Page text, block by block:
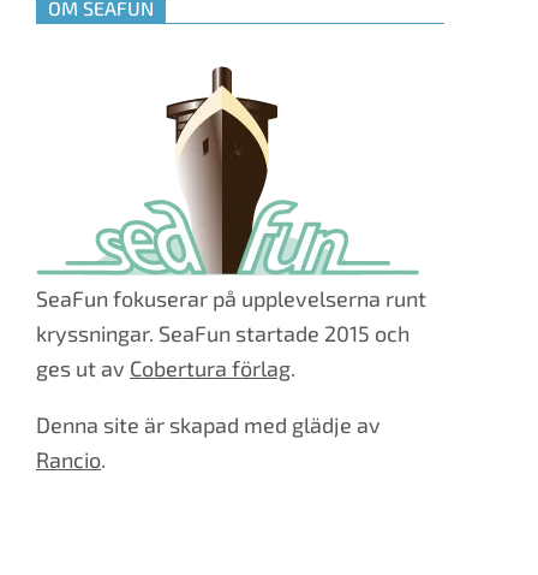
OM SEAFUN
SeaFun fokuserar på upplevelserna runt
kryssningar. SeaFun startade 2015 och
ges ut av Cobertura förlag.
Denna site är skapad med glädje av
Rancio.